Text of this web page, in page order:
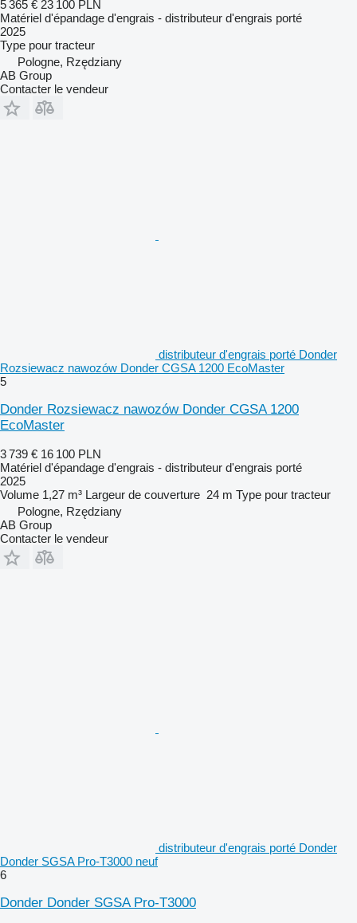
5 365 € 23 100 PLN
Matériel d'épandage d'engrais - distributeur d'engrais porté
2025
Type pour tracteur
Pologne, Rzędziany
AB Group
Contacter le vendeur
distributeur d'engrais porté Donder
Rozsiewacz nawozów Donder CGSA 1200 EcoMaster
5
Donder Rozsiewacz nawozów Donder CGSA 1200
EcoMaster
3 739 € 16 100 PLN
Matériel d'épandage d'engrais - distributeur d'engrais porté
2025
Volume 1,27 m³ Largeur de couverture 24 m Type pour tracteur
Pologne, Rzędziany
AB Group
Contacter le vendeur
distributeur d'engrais porté Donder
Donder SGSA Pro-T3000 neuf
6
Donder Donder SGSA Pro-T3000